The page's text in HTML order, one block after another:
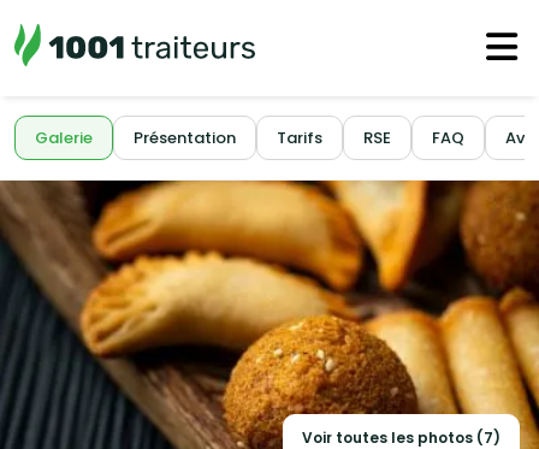
Galerie Présentation Tarifs RSE FAQ Avis
Voir toutes les photos (7)